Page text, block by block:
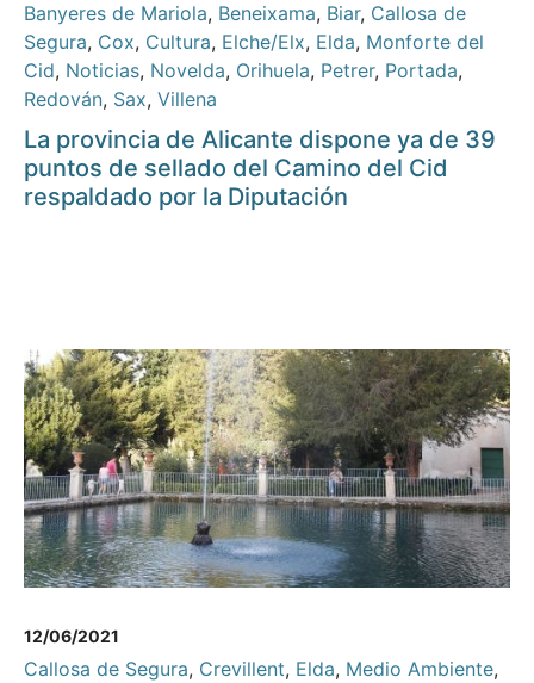
Banyeres de Mariola, Beneixama, Biar, Callosa de
Segura, Cox, Cultura, Elche/Elx, Elda, Monforte del
Cid, Noticias, Novelda, Orihuela, Petrer, Portada,
Redován, Sax, Villena
La provincia de Alicante dispone ya de 39
puntos de sellado del Camino del Cid
respaldado por la Diputación
12/06/2021
Callosa de Segura, Crevillent, Elda, Medio Ambiente,